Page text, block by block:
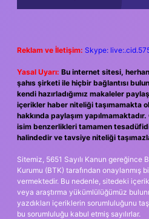
Reklam ve İletişim: Skype:
Yasal Uyarı: Bu internet sitesi,
şahıs şirketi ile hiçbir bağlantısı
kendi hazırladığımız makaleler
içerikler haber niteliği taşımamakta
hakkında paylaşım
isim benzerlikleri tamamen
halindedir ve tavsiye niteliği
Sitemiz, 5651 Sayılı Kanun gereğince
Kurumu (BTK) tarafından onaylanmış
vermektedir. Bu nedenle, sitedeki
veya araştırma yükümlülüğümüz
yazdıkları içeriklerin sorumluluğunu
bu sorumluluğu kabul etmiş sayılırlar.